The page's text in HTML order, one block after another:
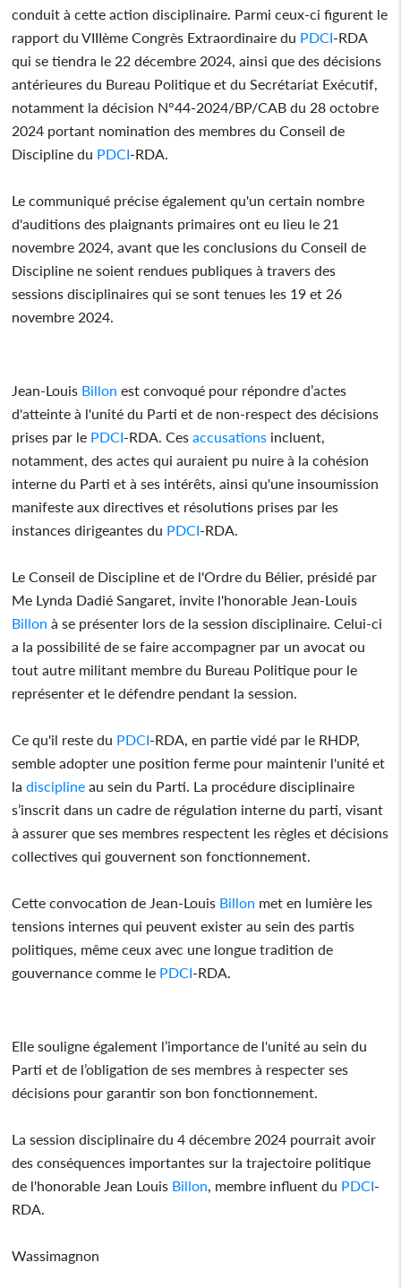
conduit à cette action disciplinaire. Parmi ceux-ci figurent le
rapport du VIIIème Congrès Extraordinaire du PDCI-RDA
qui se tiendra le 22 décembre 2024, ainsi que des décisions
antérieures du Bureau Politique et du Secrétariat Exécutif,
notamment la décision N°44-2024/BP/CAB du 28 octobre
2024 portant nomination des membres du Conseil de
Discipline du PDCI-RDA.
Le communiqué précise également qu'un certain nombre
d'auditions des plaignants primaires ont eu lieu le 21
novembre 2024, avant que les conclusions du Conseil de
Discipline ne soient rendues publiques à travers des
sessions disciplinaires qui se sont tenues les 19 et 26
novembre 2024.
Jean-Louis Billon est convoqué pour répondre d’actes
d'atteinte à l'unité du Parti et de non-respect des décisions
prises par le PDCI-RDA. Cesaccusations incluent,
notamment, des actes qui auraient pu nuire à la cohésion
interne du Parti et à ses intérêts, ainsi qu'une insoumission
manifeste aux directives et résolutions prises par les
instances dirigeantes du PDCI-RDA.
Le Conseil de Discipline et de l'Ordre du Bélier, présidé par
Me Lynda Dadié Sangaret, invite l'honorable Jean-Louis
Billon à se présenter lors de la session disciplinaire. Celui-ci
a la possibilité de se faire accompagner par un avocat ou
tout autre militant membre du Bureau Politique pour le
représenter et le défendre pendant la session.
Ce qu'il reste du PDCI-RDA, en partie vidé par le RHDP,
semble adopter une position ferme pour maintenir l'unité et
ladiscipline au sein du Parti. La procédure disciplinaire
s’inscrit dans un cadre de régulation interne du parti, visant
à assurer que ses membres respectent les règles et décisions
collectives qui gouvernent son fonctionnement.
Cette convocation de Jean-Louis Billon met en lumière les
tensions internes qui peuvent exister au sein des partis
politiques, même ceux avec une longue tradition de
gouvernance comme le PDCI-RDA.
Elle souligne également l’importance de l'unité au sein du
Parti et de l’obligation de ses membres à respecter ses
décisions pour garantir son bon fonctionnement.
La session disciplinaire du 4 décembre 2024 pourrait avoir
des conséquences importantes sur la trajectoire politique
de l'honorable Jean Louis Billon , membre influent du PDCI-
RDA.
Wassimagnon